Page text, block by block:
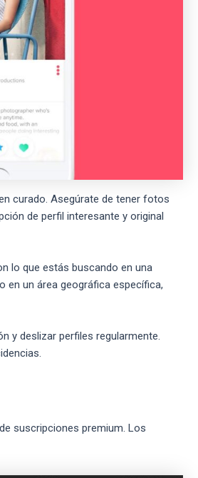
curado. Asegúrate de tener fotos
de perfil interesante y original
lo que estás buscando en una
en un área geográfica específica,
y deslizar perfiles regularmente.
suscripciones premium. Los